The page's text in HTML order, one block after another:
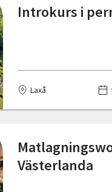
Introkurs i
Laxå
Västerlanda